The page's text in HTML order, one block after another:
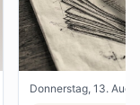
Donnerstag, 13. Aug.